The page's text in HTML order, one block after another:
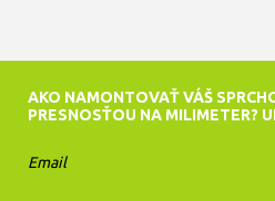
AKO NAMONTOVAŤ VÁŠ
PRESNOSŤOU NA MILIMETER?
Email